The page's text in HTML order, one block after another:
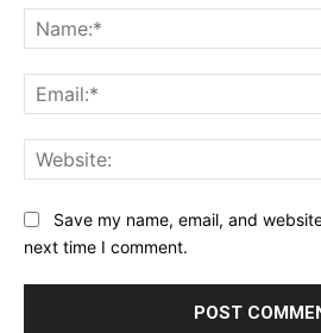
Save my name, email, and
next time I comment.